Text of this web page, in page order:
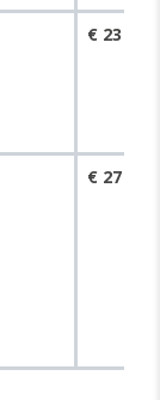
€ 23
€ 27